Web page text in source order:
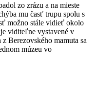
zo zrázu a na mieste
mu časť trupu spolu s
možno stále vidieť okolo
viditeľne vystavené v
Berezovského mamuta sa
múzeu vo